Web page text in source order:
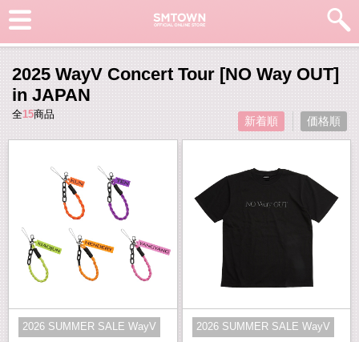
2025 WayV Concert Tour [NO Way OUT]
in JAPAN
全15商品 新着順 価格順
2026 SUMMER SALE WayV 2026 SUMMER SALE WayV